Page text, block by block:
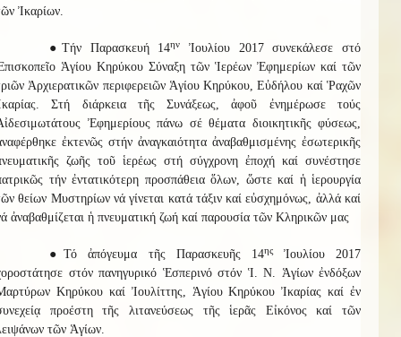
Ἰκαρίων.
●Τήν Παρασκευή 14ην
Ἰουλίου 2017 συνεκάλεσε στό
Ἁγίου Κηρύκου Σύναξη τῶν Ἱερέων Ἐφημερίων καί τῶν
Ἀρχιερατικῶν περιφερειῶν Ἁγίου Κηρύκου, Εὐδήλου καί Ῥαχῶν
Στή διάρκεια τῆς Συνάξεως, ἀφοῦ ἐνημέρωσε τούς
Ἐφημερίους πάνω σέ θέματα διοικητικῆς φύσεως,
ἐκτενῶς στήν ἀναγκαιότητα ἀναβαθμισμένης ἐσωτερικῆς
ζωῆς τοῦ ἱερέως στή σύγχρονη ἐποχή καί συνέστησε
τήν ἐντατικότερη προσπάθεια ὅλων, ὥστε καί ἡ ἱερουργία
θείων Μυστηρίων νά γίνεται κατά τάξιν καί εὐσχημόνως, ἀλλά καί
ἀναβαθμίζεται ἡ πνευματική ζωή καί παρουσία τῶν Κληρικῶν μας
●Τό ἀπόγευμα τῆς Παρασκευῆς 14ηςἸουλίου 2017
στόν πανηγυρικό Ἑσπερινό στόν Ἱ. Ν. Ἁγίων ἐνδόξων
Κηρύκου καί Ἰουλίττης, Ἁγίου Κηρύκου Ἰκαρίας καί ἐν
προέστη τῆς λιτανεύσεως τῆς ἱερᾶς Εἰκόνος καί τῶν
τῶν Ἁγίων.